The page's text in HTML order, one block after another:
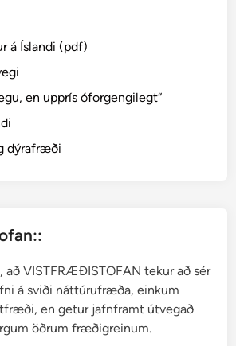
S
ð
i
…
á Íslandi (pdf)
en upprís óforgengilegt“
dýrafræði
að VISTFRÆÐISTOFAN tekur að sér
á sviði náttúrufræða, einkum
en getur jafnframt útvegað
öðrum fræðigreinum.